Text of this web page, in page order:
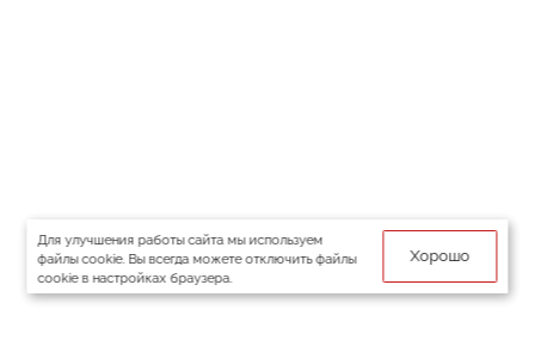
Для улучшения работы сайта мы используем
файлы cookie. Вы всегда можете отключить файлы
cookie в настройках браузера.
Хорошо